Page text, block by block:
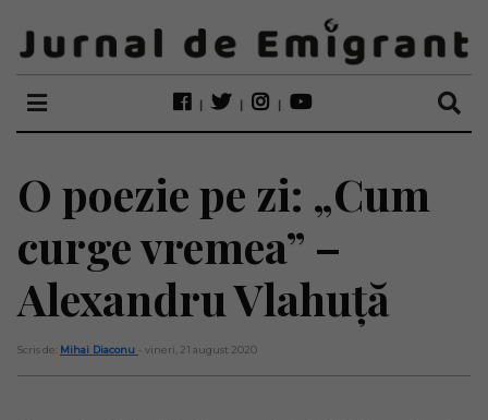
O poezie pe zi: „Cum
curge vremea” –
Alexandru Vlahuţă
Scris de: Mihai Diaconu - vineri, 21 august 2020